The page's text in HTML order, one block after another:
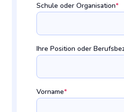
Schule oder Organisation*
Ihre Position oder
Vorname*